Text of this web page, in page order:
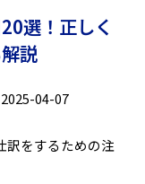
選！正しく
説
04-07